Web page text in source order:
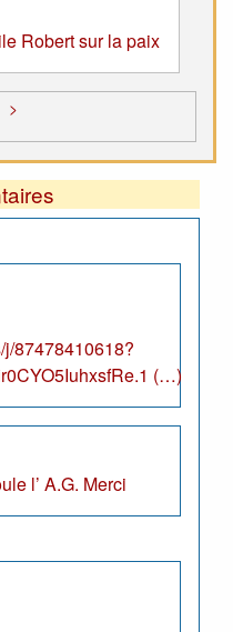
Robert sur la paix
>
j/87478410618?
(…)
l’ A.G. Merci